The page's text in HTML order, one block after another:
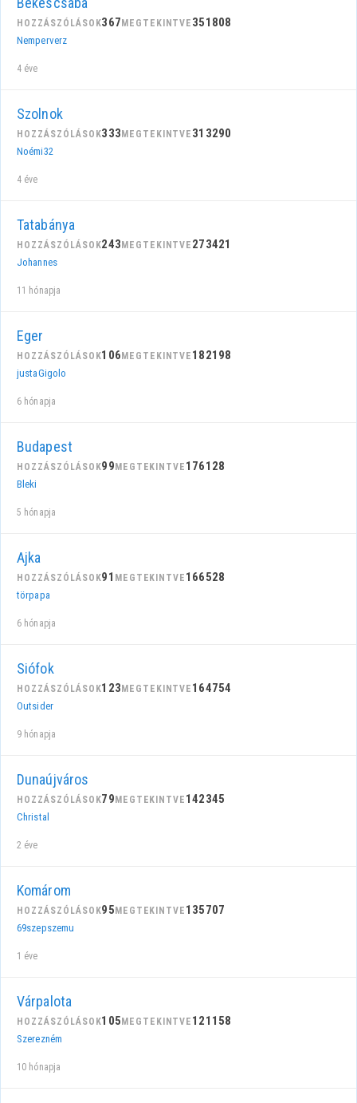
HOZZÁSZÓLÁSOK367 MEGTEKINTVE 351808
Nemperverz
4 éve
Szolnok
HOZZÁSZÓLÁSOK333 MEGTEKINTVE 313290
Noémi32
4 éve
Tatabánya
HOZZÁSZÓLÁSOK243 MEGTEKINTVE 273421
Johannes
11 hónapja
Eger
HOZZÁSZÓLÁSOK106 MEGTEKINTVE 182198
justaGigolo
6 hónapja
Budapest
HOZZÁSZÓLÁSOK99 MEGTEKINTVE 176128
Bleki
5 hónapja
Ajka
HOZZÁSZÓLÁSOK91 MEGTEKINTVE 166528
törpapa
6 hónapja
Siófok
HOZZÁSZÓLÁSOK123 MEGTEKINTVE 164754
Outsider
9 hónapja
Dunaújváros
HOZZÁSZÓLÁSOK79 MEGTEKINTVE 142345
Christal
2 éve
Komárom
HOZZÁSZÓLÁSOK95 MEGTEKINTVE 135707
69szepszemu
1 éve
Várpalota
HOZZÁSZÓLÁSOK105 MEGTEKINTVE 121158
Szerezném
10 hónapja